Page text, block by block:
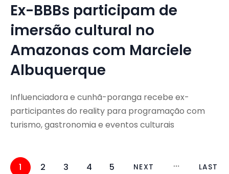
Ex-BBBs participam de
imersão cultural no
Amazonas com Marciele
Albuquerque
Influenciadora e cunhã-poranga recebe ex-
participantes do reality para programação com
turismo, gastronomia e eventos culturais
1 2 3 4 5 NEXT LAST